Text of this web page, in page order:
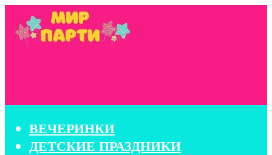
ВЕЧЕРИНКИ
ДЕТСКИЕ ПРАЗДНИКИ